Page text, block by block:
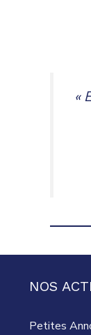
«
NOS
Petites